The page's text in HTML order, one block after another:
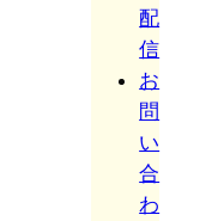
配
信
お
問
い
合
わ